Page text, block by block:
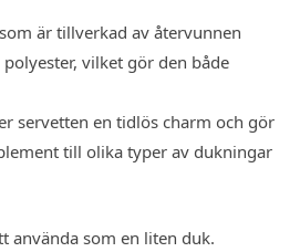
är tillverkad av återvunnen
vilket gör den både
servetten en tidlös charm och gör
till olika typer av dukningar
använda som en liten duk.